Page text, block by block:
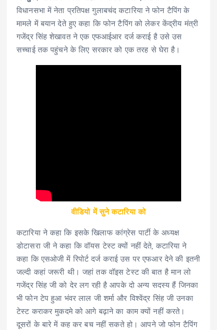
विधानसभा में नेता प्रतिपक्ष गुलाबचंद कटारिया ने फोन टैपिंग के
मामले में बयान देते हुए कहा कि फोन टैपिंग को लेकर केंद्रीय मंत्री
गजेंद्र सिंह शेखावत ने एक एफआईआर दर्ज कराई है उसे उस
सच्चाई तक पहुंचने के लिए सरकार को एक तरह से घेरा है।
वीडियो में सुने कटारिया को
कटारिया ने कहा कि इसके खिलाफ कांग्रेस पार्टी के अध्यक्ष
डोटासरा जी ने कहा कि वॉयस टेस्ट क्यों नहीं देते, कटारिया ने
कहा कि एसओजी में रिपोर्ट दर्ज कराई उस पर एफआर देने की इतनी
जल्दी कहां जरूरी थी। जहां तक वॉइस टेस्ट की बात है मान लो
गजेंद्र सिंह जी को देर लग रही है आपके दो अन्य सदस्य हैं जिनका
भी फोन टेप हुआ भंवर लाल जी शर्मा और विश्वेंद्र सिंह जी उनका
टेस्ट कराकर मुकदमे को आगे बढ़ाने का काम क्यों नहीं करते।
दूसरों के बारे में कह कर बच नहीं सकते हो। आपने जो फोन टैपिंग